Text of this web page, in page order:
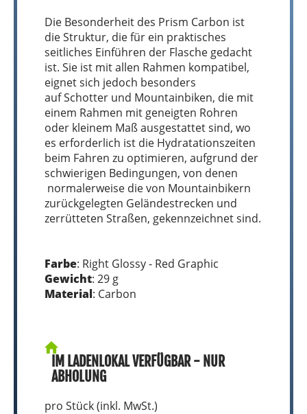
Die Besonderheit des Prism Carbon ist
die Struktur, die für ein praktisches
seitliches Einführen der Flasche gedacht
ist. Sie ist mit allen Rahmen kompatibel,
eignet sich jedoch besonders
auf Schotter und Mountainbiken, die mit
einem Rahmen mit geneigten Rohren
oder kleinem Maß ausgestattet sind, wo
es erforderlich ist die Hydratationszeiten
beim Fahren zu optimieren, aufgrund der
schwierigen Bedingungen, von denen
normalerweise die von Mountainbikern
zurückgelegten Geländestrecken und
zerrütteten Straßen, gekennzeichnet sind.
Farbe: Right Glossy - Red Graphic
Gewicht: 29 g
Material: Carbon
IM LADENLOKAL VERFÜGBAR - NUR
ABHOLUNG
pro Stück (inkl. MwSt.)